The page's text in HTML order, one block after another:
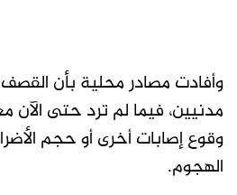
وأفادت مصادر محلية بأن
مدنيين، فيما لم ترد حتى
وقوع إصابات أخرى أو حجم
الهجوم.